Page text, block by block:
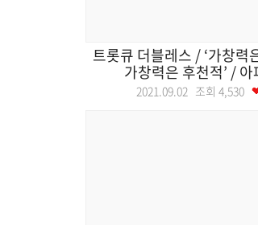
트롯큐 더블레스 / ‘가창력
가창력은 후천적’ /
2021.09.02 조회 4,530